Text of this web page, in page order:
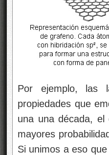
Por ejemplo, las
propiedades que
una una década,
mayores
Si unimos a eso